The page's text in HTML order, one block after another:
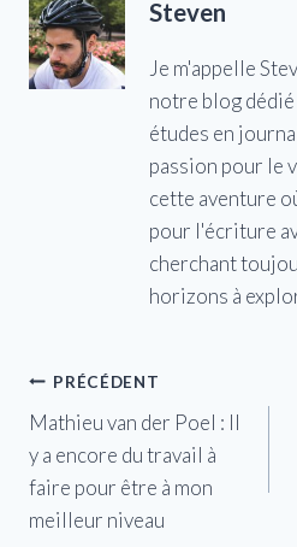
Steven
Je m'appelle
notre blog dédié
études en
passion pour le
cette aventure
pour l'écriture
cherchant
horizons à
Navigation
de
l’article
PRÉCÉDENT
Mathieu van der Poel : Il
y a encore du travail à
faire pour être à mon
meilleur niveau